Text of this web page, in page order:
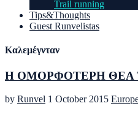
Trail running
Tips&Thoughts
Guest Runvelistas
Καλεμέγνταν
Η ΟΜΟΡΦΟΤΕΡΗ ΘΕΑ
by Runvel 1 October 2015